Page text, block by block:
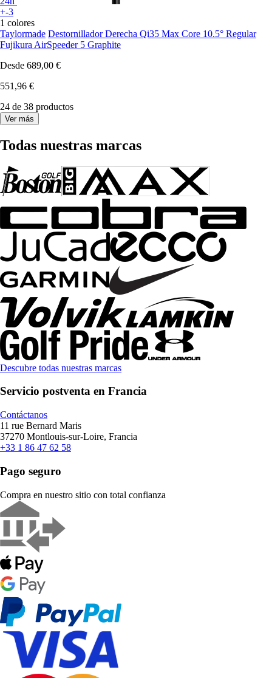
+-3
1 colores
Taylormade Destornillador Derecha Qi35 Max Core 10.5° Regular
Fujikura AirSpeeder 5 Graphite
Desde 689,00 €
551,96 €
24 de 38 productos
Ver más
Todas nuestras marcas
Descubre todas nuestras marcas
Servicio postventa en Francia
Contáctanos
11 rue Bernard Maris
37270 Montlouis-sur-Loire, Francia
+33 1 86 47 62 58
Pago seguro
Compra en nuestro sitio con total confianza